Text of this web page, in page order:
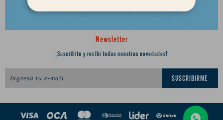
Newsletter
¡Suscribite y recibí todas nuestras novedades!
SUSCRIBIRME